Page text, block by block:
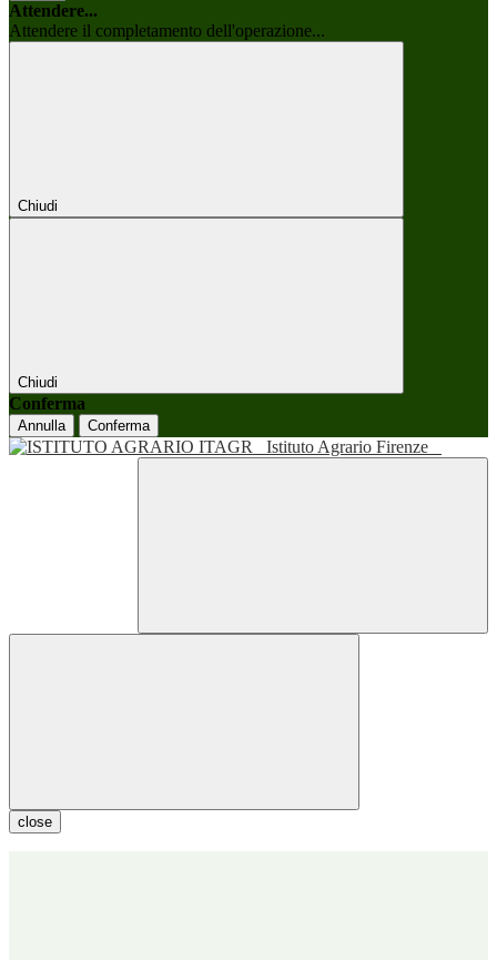
Attendere...
Attendere il completamento dell'operazione...
Chiudi
Chiudi
Conferma
Annulla Conferma
Istituto Agrario Firenze
close